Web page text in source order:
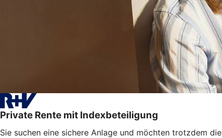
Private Rente mit Indexbeteiligung
Sie suchen eine sichere Anlage und möchten trotzdem